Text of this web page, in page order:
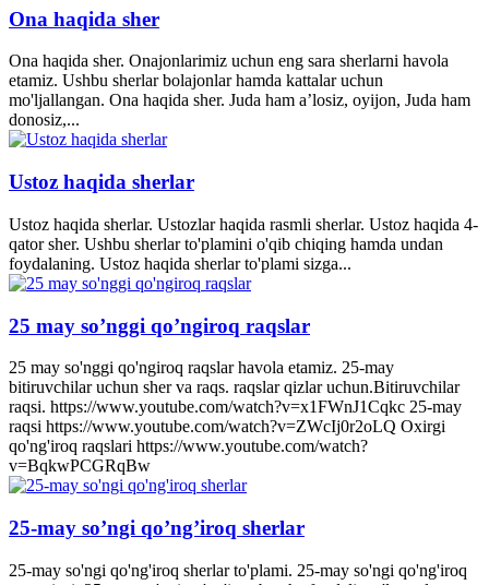
Ona haqida sher
Ona haqida sher. Onajonlarimiz uchun eng sara sherlarni havola
etamiz. Ushbu sherlar bolajonlar hamda kattalar uchun
mo'ljallangan. Ona haqida sher. Juda ham a’losiz, oyijon, Juda ham
donosiz,...
Ustoz haqida sherlar
Ustoz haqida sherlar. Ustozlar haqida rasmli sherlar. Ustoz haqida 4-
qator sher. Ushbu sherlar to'plamini o'qib chiqing hamda undan
foydalaning. Ustoz haqida sherlar to'plami sizga...
25 may so’nggi qo’ngiroq raqslar
25 may so'nggi qo'ngiroq raqslar havola etamiz. 25-may
bitiruvchilar uchun sher va raqs. raqslar qizlar uchun.Bitiruvchilar
raqsi. https://www.youtube.com/watch?v=x1FWnJ1Cqkc 25-may
raqsi https://www.youtube.com/watch?v=ZWcIj0r2oLQ Oxirgi
qo'ng'iroq raqslari https://www.youtube.com/watch?
v=BqkwPCGRqBw
25-may so’ngi qo’ng’iroq sherlar
25-may so'ngi qo'ng'iroq sherlar to'plami. 25-may so'ngi qo'ng'iroq